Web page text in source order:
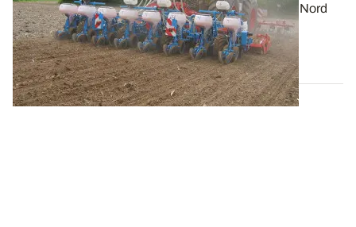
En maïs fourrage, le 1er avril au Sud et le 10 avril au Nord
sont des dates repères pour...
27 MARS 2025